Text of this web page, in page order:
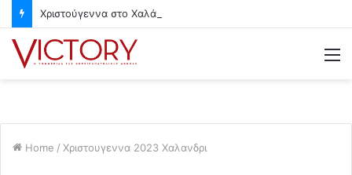
Home / Χριστουγεννα 2023 Χαλανδρι